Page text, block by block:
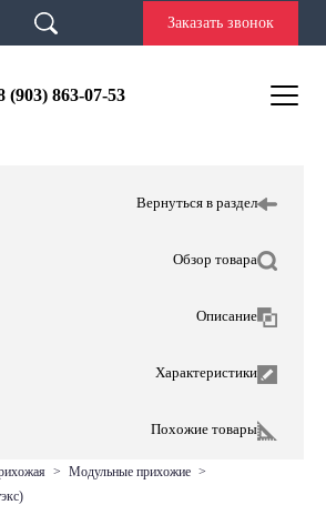
Заказать звонок
(903) 863-07-53
Вернуться в раздел
Обзор товара
Описание
Характеристики
Похожие товары
> модульные прихожие >